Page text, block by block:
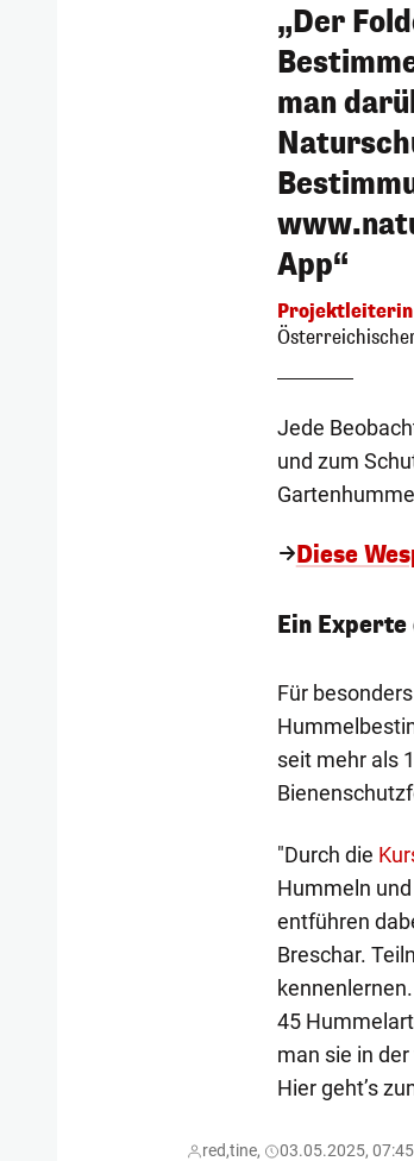
„Der
man
App“
Projektleiterin
Jede
und zum
Diese
Ein Experte
Für
seit mehr als
"Durch die
Hummeln
entführen
Breschar.
45
man sie in
Hier geht’s
red,tine, 03.05.2025, 07:45